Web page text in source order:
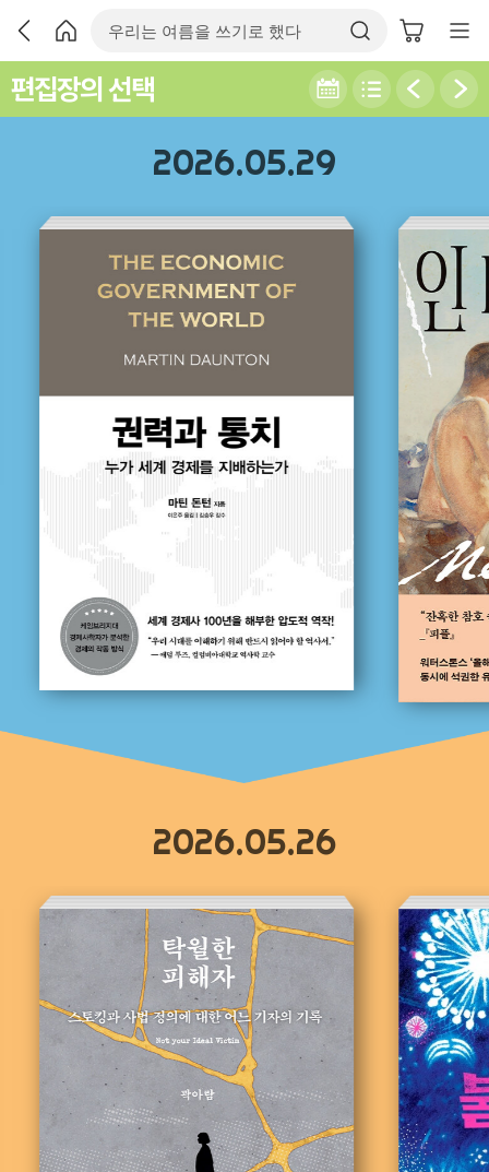
편집장의 선택
2026.05.29
2026.05.26